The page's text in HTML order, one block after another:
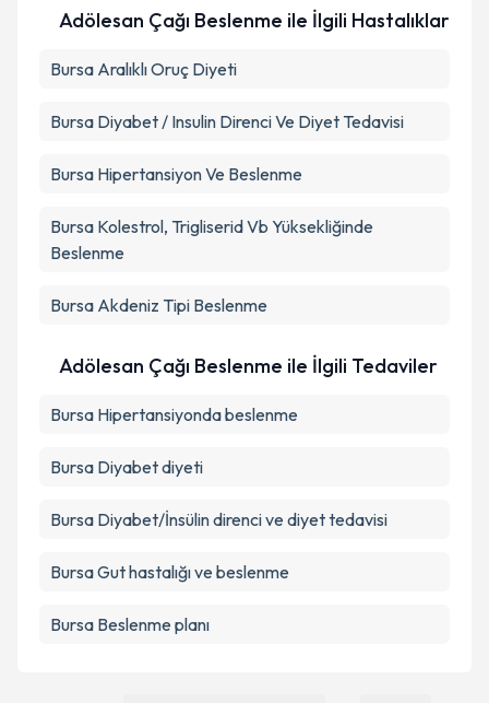
Adölesan Çağı Beslenme ile İlgili Hastalıklar
Bursa Aralıklı Oruç Diyeti
Bursa Diyabet / Insulin Direnci Ve Diyet Tedavisi
Bursa Hipertansiyon Ve Beslenme
Bursa Kolestrol, Trigliserid Vb Yüksekliğinde
Beslenme
Bursa Akdeniz Tipi Beslenme
Adölesan Çağı Beslenme ile İlgili Tedaviler
Bursa Hipertansiyonda beslenme
Bursa Diyabet diyeti
Bursa Diyabet/İnsülin direnci ve diyet tedavisi
Bursa Gut hastalığı ve beslenme
Bursa Beslenme planı